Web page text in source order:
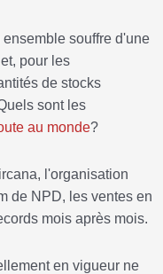
souffre d'une
pour les
de stocks
sont les
au monde?
l'organisation
de NPD, les ventes en
mois après mois.
en vigueur ne